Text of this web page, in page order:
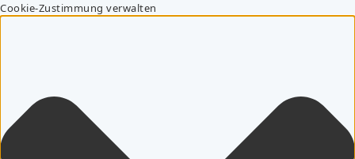
Cookie-Zustimmung verwalten